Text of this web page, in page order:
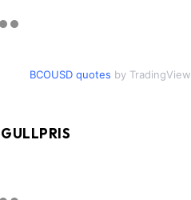
BCOUSD quotes by TradingView
GULLPRIS